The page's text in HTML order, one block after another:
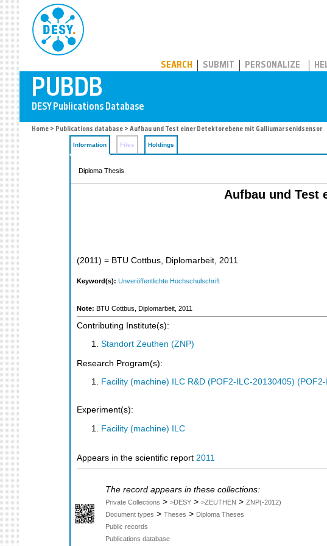
SEARCH SUBMIT PERSONALIZE
Home > Publications database > Aufbau und Test einer Detektorebene mit Galliumarsenidsensor
Information Files Holdings
Diploma Thesis
Aufbau und Test
(2011 ) = BTU Cottbus, Diplomarbeit, 2011
Keyword(s): Unveröffentlichte Hochschulschrift
Note: BTU Cottbus, Diplomarbeit, 2011
Contributing Institute(s):
Standort Zeuthen (ZNP)
Research Program(s):
Facility (machine) ILC R&D (POF2-ILC-20130405)
Experiment(s):
Facility (machine) ILC
Appears in the scientific report 2011
The record appears in these collections:
Private Collections > >DESY > >ZEUTHEN > ZNP(-2012)
Document types > Theses > Diploma Theses
Public records
Publications database